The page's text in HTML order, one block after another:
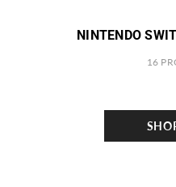
NINTENDO
16